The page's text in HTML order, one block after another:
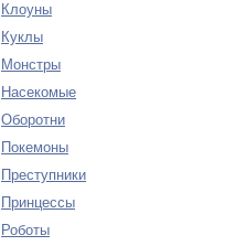
Клоуны
Куклы
Монстры
Насекомые
Оборотни
Покемоны
Преступники
Принцессы
Роботы